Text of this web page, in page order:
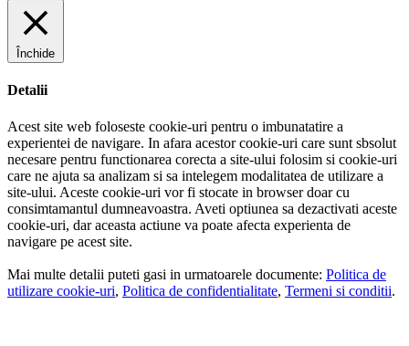
Închide
Detalii
Acest site web foloseste cookie-uri pentru o imbunatatire a
experientei de navigare. In afara acestor cookie-uri care sunt sbsolut
necesare pentru functionarea corecta a site-ului folosim si cookie-uri
care ne ajuta sa analizam si sa intelegem modalitatea de utilizare a
site-ului. Aceste cookie-uri vor fi stocate in browser doar cu
consimtamantul dumneavoastra. Aveti optiunea sa dezactivati aceste
cookie-uri, dar aceasta actiune va poate afecta experienta de
navigare pe acest site.
Mai multe detalii puteti gasi in urmatoarele documente: Politica de
utilizare cookie-uri, Politica de confidentialitate, Termeni si conditii.